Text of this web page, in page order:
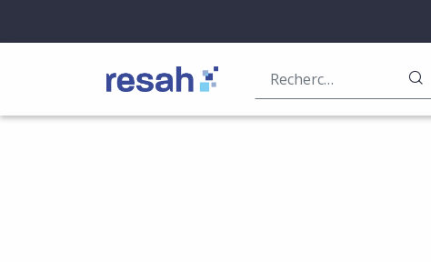
Logo Resah